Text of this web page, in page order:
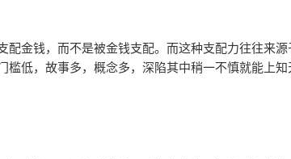
金钱，而不是被金钱支配。而这种支配力往往来源
低，故事多，概念多，深陷其中稍一不慎就能上知